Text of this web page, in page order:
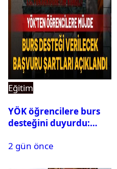
Eğitim
YÖK öğrencilere burs
desteğini duyurdu:
açıklandı
2 gün önce